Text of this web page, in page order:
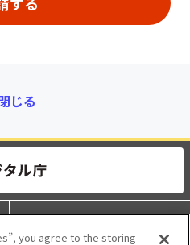
じる
個人情報保護
you agree to the storing